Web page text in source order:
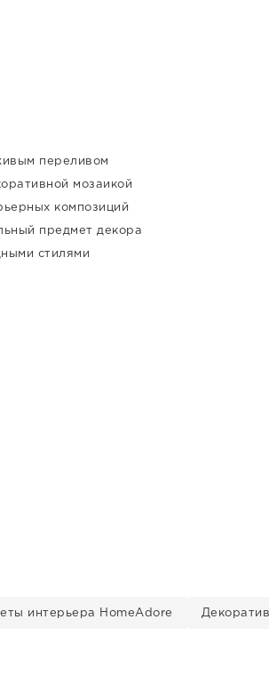
переливом
мозаикой
композиций
предмет декора
стилями
интерьера HomeAdore